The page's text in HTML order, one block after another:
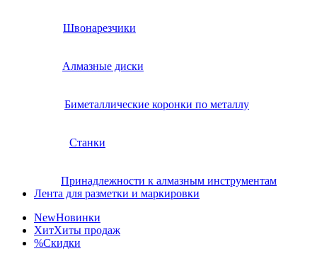
Швонарезчики
Алмазные диски
Биметаллические коронки по металлу
Станки
Принадлежности к алмазным инструментам
Лента для разметки и маркировки
NewНовинки
ХитХиты продаж
%Скидки